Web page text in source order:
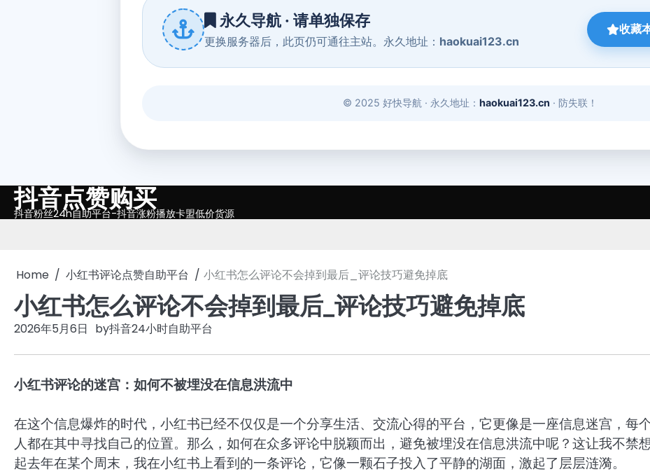
Skip抖音点赞购买
抖音粉丝24h自助平台-抖音涨粉播放卡盟低价货源
Home 小红书评论点赞自助平台 小红书怎么评论不会掉到最后_评论技巧避免掉底
小红书怎么评论不会掉到最后_评论技巧避免掉底
2026年5月6日 by抖音24小时自助平台
小红书评论的迷宫：如何不被埋没在信息洪流中
在这个信息爆炸的时代，小红书已经不仅仅是一个分享生活、交流心得的平台，它更像是一座信息迷宫，每
人都在其中寻找自己的位置。那么，如何在众多评论中脱颖而出，避免被埋没在信息洪流中呢？这让我不禁
起去年在某个周末，我在小红书上看到的一条评论，它像一颗石子投入了平静的湖面，激起了层层涟漪。